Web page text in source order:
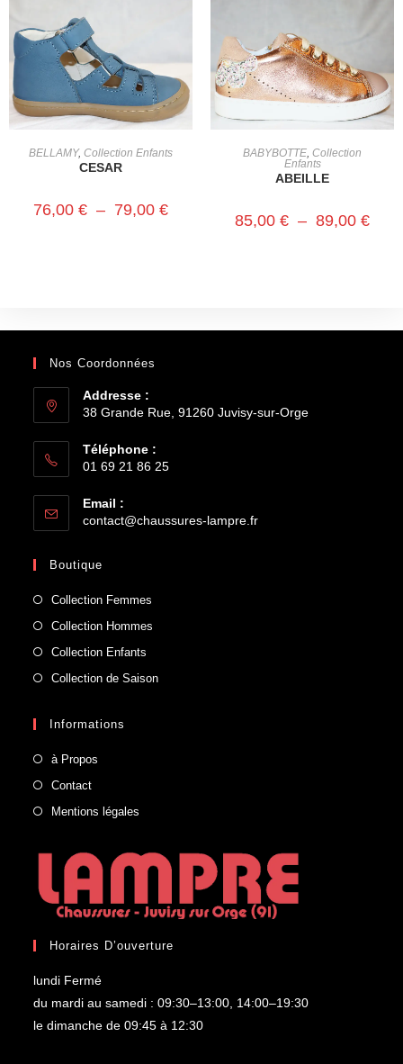
CHOIX DES OPTIONS
BELLAMY, Collection Enfants
CESAR
76,00 € – 79,00 €
CHOIX DES OPTIONS
BABYBOTTE Collection
Enfants
ABEILLE
85,00 € – 89,00 €
Nos Coordonnées
Addresse :
38 Grande Rue, 91260 Juvisy-sur-Orge
Téléphone :
01 69 21 86 25
Email :
contact@chaussures-lampre.fr
Boutique
Collection Femmes
Collection Hommes
Collection Enfants
Collection de Saison
Informations
à Propos
Contact
Mentions légales
Horaires D’ouverture
lundi Fermé
du mardi au samedi : 09:30–13:00, 14:00–19:30
le dimanche de 09:45 à 12:30